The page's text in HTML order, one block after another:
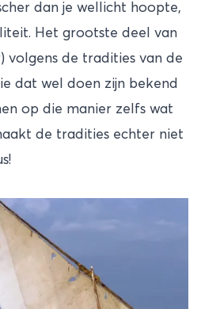
dan je wellicht hoopte,
Het grootste deel van
volgens de tradities van de
dat wel doen zijn bekend
op die manier zelfs wat
de tradities echter niet